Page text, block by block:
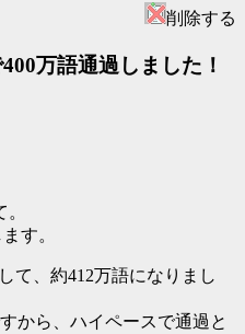
削除する
万語通過しました！
す。
て、約412万語になりまし
から、ハイペースで通過と